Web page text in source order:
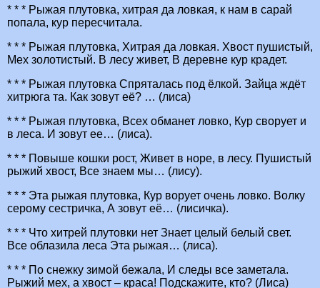
* * * Рыжая плутовка, хитрая да ловкая, к нам в сарай
попала, кур пересчитала.
* * * Рыжая плутовка, Хитрая да ловкая. Хвост пушистый,
Мех золотистый. В лесу живет, В деревне кур крадет.
* * * Рыжая плутовка Спряталась под ёлкой. Зайца ждёт
хитрюга та. Как зовут её? … (лиса)
* * * Рыжая плутовка, Всех обманет ловко, Кур сворует и
в леса. И зовут ее… (лиса).
* * * Повыше кошки рост, Живет в норе, в лесу. Пушистый
рыжий хвост, Все знаем мы… (лису).
* * * Эта рыжая плутовка, Кур ворует очень ловко. Волку
серому сестричка, А зовут её… (лисичка).
* * * Что хитрей плутовки нет Знает целый белый свет.
Все облазила леса Эта рыжая… (лиса).
* * * По снежку зимой бежала, И следы все заметала.
Рыжий мех, а хвост – краса! Подскажите, кто? (Лиса)